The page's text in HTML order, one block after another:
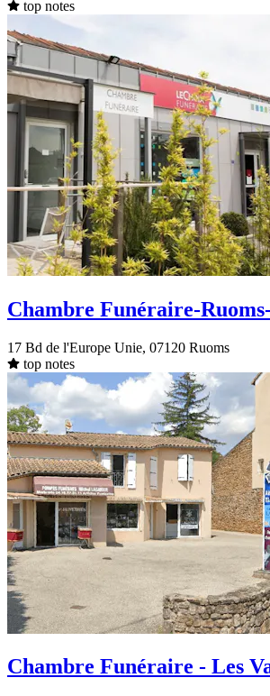
top notes
Chambre Funéraire-
17 Bd de l'Europe Unie, 07120 Ruoms
top notes
Chambre Funéraire - Les